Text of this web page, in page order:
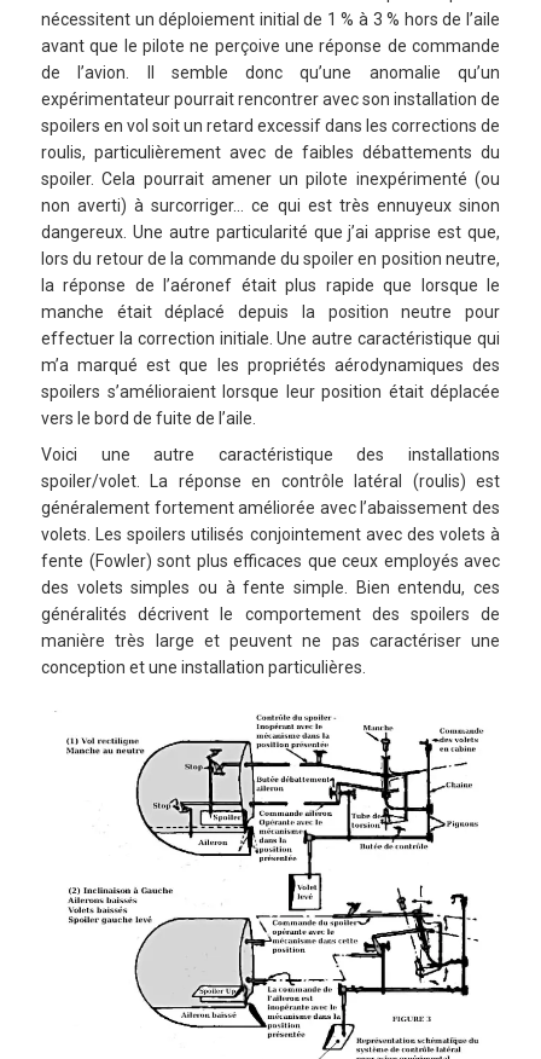
nécessitent un déploiement initial de 1 % à 3 % hors de l’aile
avant que le pilote ne perçoive une réponse de commande
de l’avion. Il semble donc qu’une anomalie qu’un
expérimentateur pourrait rencontrer avec son installation de
spoilers en vol soit un retard excessif dans les corrections de
roulis, particulièrement avec de faibles débattements du
spoiler. Cela pourrait amener un pilote inexpérimenté (ou
non averti) à surcorriger… ce qui est très ennuyeux sinon
dangereux. Une autre particularité que j’ai apprise est que,
lors du retour de la commande du spoiler en position neutre,
la réponse de l’aéronef était plus rapide que lorsque le
manche était déplacé depuis la position neutre pour
effectuer la correction initiale. Une autre caractéristique qui
m’a marqué est que les propriétés aérodynamiques des
spoilers s’amélioraient lorsque leur position était déplacée
vers le bord de fuite de l’aile.
Voici une autre caractéristique des installations
spoiler/volet. La réponse en contrôle latéral (roulis) est
généralement fortement améliorée avec l’abaissement des
volets. Les spoilers utilisés conjointement avec des volets à
fente (Fowler) sont plus efficaces que ceux employés avec
des volets simples ou à fente simple. Bien entendu, ces
généralités décrivent le comportement des spoilers de
manière très large et peuvent ne pas caractériser une
conception et une installation particulières.